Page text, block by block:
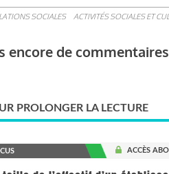
SOCIALES ACTIVITÉS SOCIALES ET
encore de commentaires
PROLONGER LA LECTURE
ACCÈS